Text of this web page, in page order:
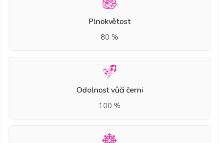
Plnokvětost
80 %
Odolnost vůči černi
100 %